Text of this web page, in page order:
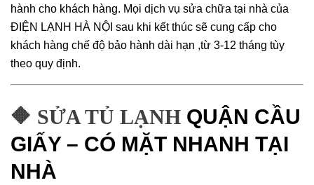
hành cho khách hàng. Mọi dịch vụ sửa chữa tại nhà của
ĐIỆN LẠNH HÀ NỘI sau khi kết thúc sẽ cung cấp cho
khách hàng chế độ bảo hành dài hạn ,từ 3-12 tháng tùy
theo quy định.
🔶 SỬA TỦ LẠNH QUẬN CẦU
GIẤY – CÓ MẶT NHANH TẠI
NHÀ